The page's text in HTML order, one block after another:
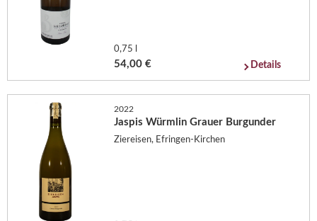
0,75 l
54,00 € Details
2022
Jaspis Würmlin Grauer Burgunder
Ziereisen, Efringen-Kirchen